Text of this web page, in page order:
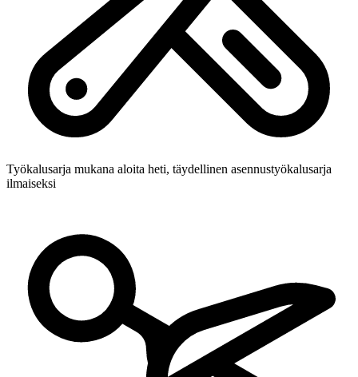
Työkalusarja mukana aloita heti, täydellinen asennustyökalusarja
ilmaiseksi